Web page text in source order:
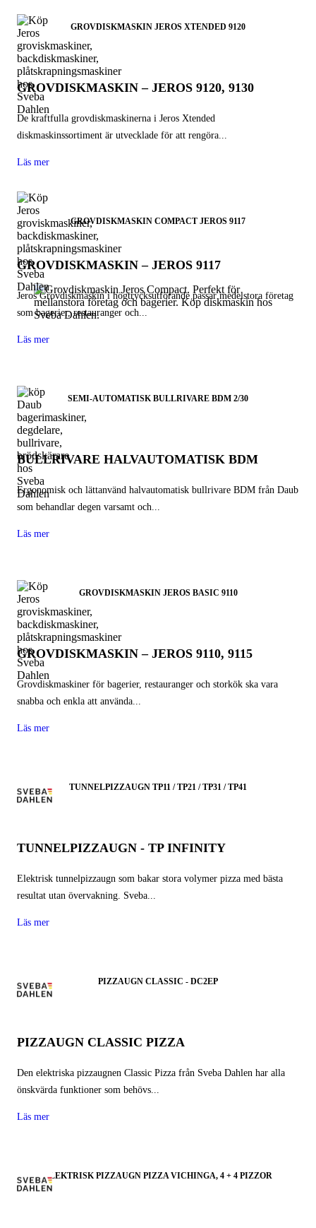
GROVDISKMASKIN JEROS XTENDED 9120
GROVDISKMASKIN – JEROS 9120, 9130
De kraftfulla grovdiskmaskinerna i Jeros Xtended
diskmaskinssortiment är utvecklade för att rengöra...
Läs mer
GROVDISKMASKIN COMPACT JEROS 9117
GROVDISKMASKIN – JEROS 9117
Jeros Grovdiskmaskin i högtrycksutförande passar medelstora företag
som bagerier, restauranger och...
Läs mer
SEMI-AUTOMATISK BULLRIVARE BDM 2/30
BULLRIVARE HALVAUTOMATISK BDM
Ergonomisk och lättanvänd halvautomatisk bullrivare BDM från Daub
som behandlar degen varsamt och...
Läs mer
GROVDISKMASKIN JEROS BASIC 9110
GROVDISKMASKIN – JEROS 9110, 9115
Grovdiskmaskiner för bagerier, restauranger och storkök ska vara
snabba och enkla att använda...
Läs mer
TUNNELPIZZAUGN TP11 / TP21 / TP31 / TP41
TUNNELPIZZAUGN - TP INFINITY
Elektrisk tunnelpizzaugn som bakar stora volymer pizza med bästa
resultat utan övervakning. Sveba...
Läs mer
PIZZAUGN CLASSIC - DC2EP
PIZZAUGN CLASSIC PIZZA
Den elektriska pizzaugnen Classic Pizza från Sveba Dahlen har alla
önskvärda funktioner som behövs...
Läs mer
ELEKTRISK PIZZAUGN PIZZA VICHINGA, 4 + 4 PIZZOR